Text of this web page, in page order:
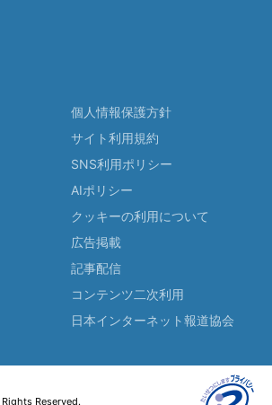
個人情報保護方針
サイト利用規約
SNS利用ポリシー
AIポリシー
クッキーの利用について
広告掲載
記事配信
コンテンツ二次利用
日本インターネット報道協会
Reserved.